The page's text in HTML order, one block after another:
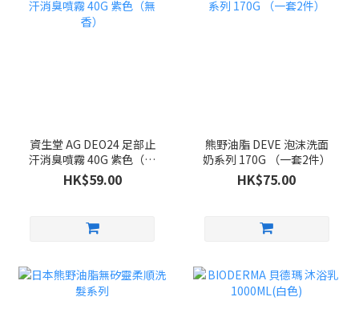
資生堂 AG DEO24 足部止
汗消臭噴霧 40G 紫色（無
香）
HK$59.00
熊野油脂 DEVE 泡沫洗面
奶系列 170G （一套2件）
HK$75.00